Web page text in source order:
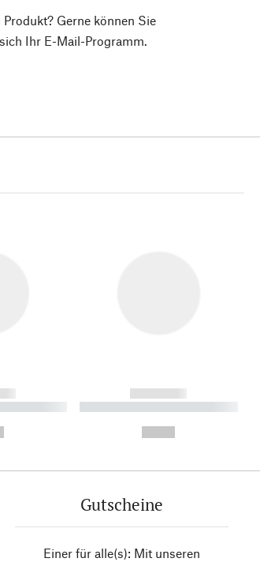
Gerne können Sie
Ihr E-Mail-Programm.
----------
------------
----------- ----------- ----------
Gutscheine
Einer für alle(s): Mit unseren